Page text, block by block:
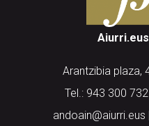
Arantzibia plaza,
Tel.: 943 300